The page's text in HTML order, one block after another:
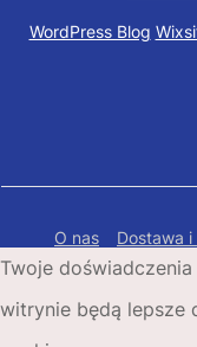
WordPress Blog
O nas Dostawa i
Polityka
Copyright ©
Twoje doświadczenia
witrynie będą lepsze